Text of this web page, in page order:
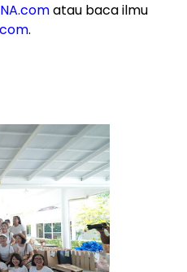
atau baca ilmu
.